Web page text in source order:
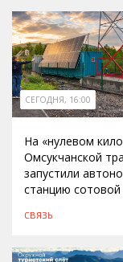
СЕГОДНЯ, 16:00
На «нулевом
Омсукчанской
запустили
станцию сотовой
СВЯЗЬ